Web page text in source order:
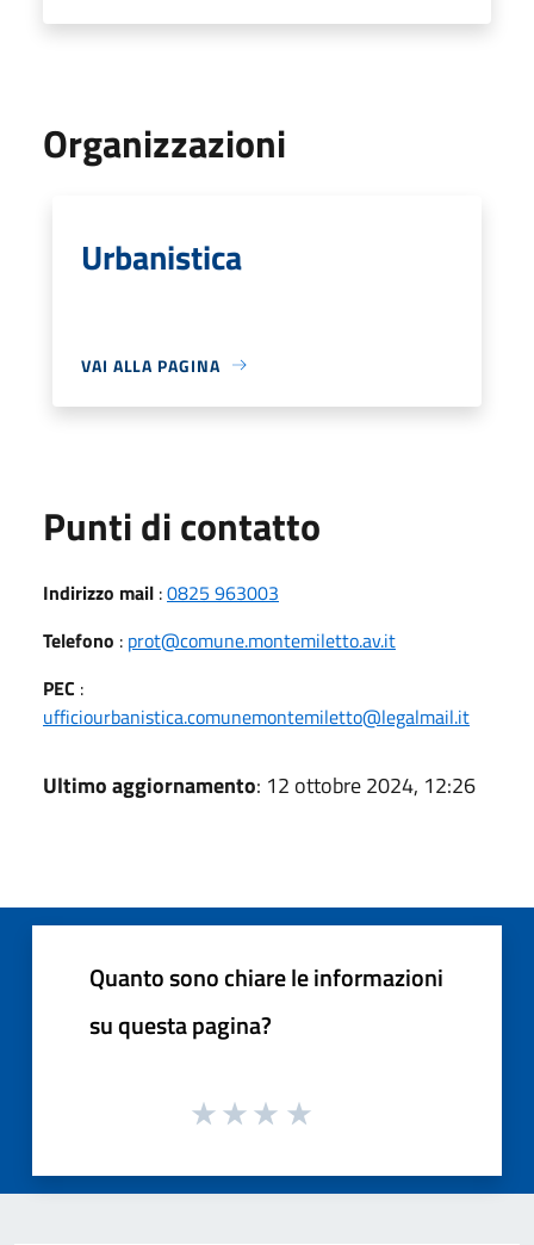
Organizzazioni
Urbanistica
VAI ALLA PAGINA
Punti di contatto
Indirizzo mail :0825 963003
Telefono : prot@comune.montemiletto.av.it
PEC :
ufficiourbanistica.comunemontemiletto@legalmail.it
Ultimo aggiornamento: 12 ottobre 2024, 12:26
Quanto sono chiare le informazioni
su questa pagina?